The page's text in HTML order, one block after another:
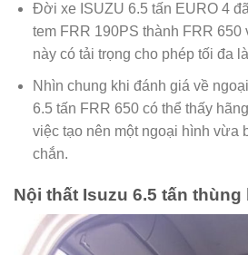
Đời xe ISUZU 6.5 tấn EURO 4
tem FRR 190PS thành FRR 650
này có tải trọng cho phép tối đa
Nhìn chung khi đánh giá về
6.5 tấn FRR 650 có thể thấy
việc tạo nên một ngoại hình vừa
chắn.
Nội thất Isuzu 6.5 tấn thùng